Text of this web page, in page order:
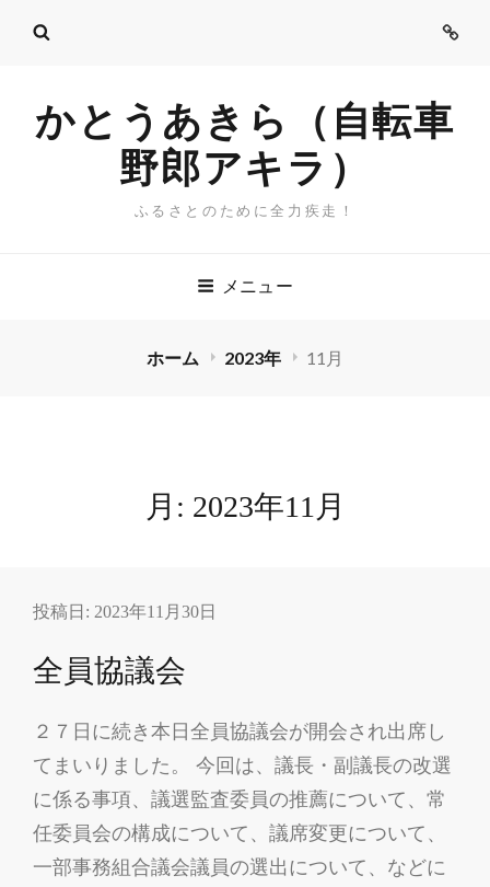
ご
かとうあきら（自転車
野郎アキラ）
ふるさとのために全力疾走！
メニュー
ホーム 2023年 11月
月: 2023年11月
投稿日: 2023年11月30日
全員協議会
２７日に続き本日全員協議会が開会され出席し
てまいりました。 今回は、議長・副議長の改選
に係る事項、議選監査委員の推薦について、常
任委員会の構成について、議席変更について、
一部事務組合議会議員の選出について、などに